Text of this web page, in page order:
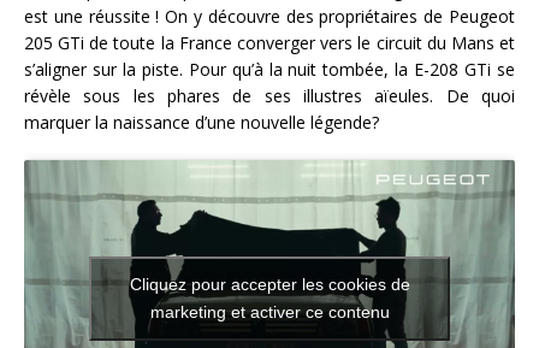
est une réussite ! On y découvre des propriétaires de Peugeot
205 GTi de toute la France converger vers le circuit du Mans et
s’aligner sur la piste. Pour qu’à la nuit tombée, la E-208 GTi se
révèle sous les phares de ses illustres aïeules. De quoi
marquer la naissance d’une nouvelle légende?
Cliquez pour accepter les cookies de
marketing et activer ce contenu